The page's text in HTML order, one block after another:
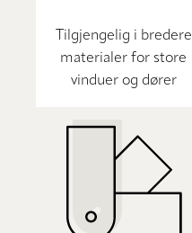
Tilgjengelig i bredere
materialer for store
vinduer og dører